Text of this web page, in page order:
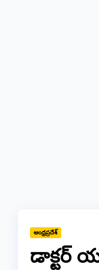
ఆంధ్రప్రదేశ్
డాక్టర్